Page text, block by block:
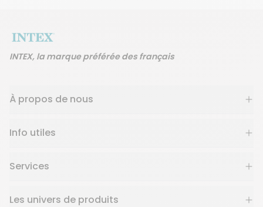
INTEX, la marque préférée des français
À propos de nous
Info utiles
Services
Les univers de produits